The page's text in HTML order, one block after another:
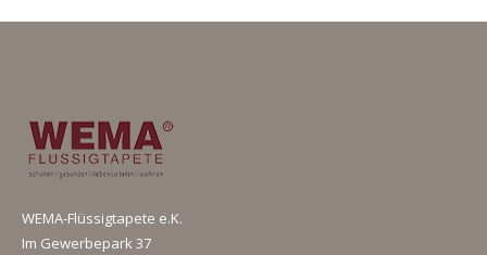
WEMA-Flüssigtapete e.K.
Im Gewerbepark 37